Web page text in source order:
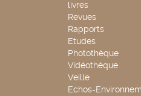
livres
Revues
Rapports
Etudes
Photothèque
Vidéothèque
Veille
Echos-